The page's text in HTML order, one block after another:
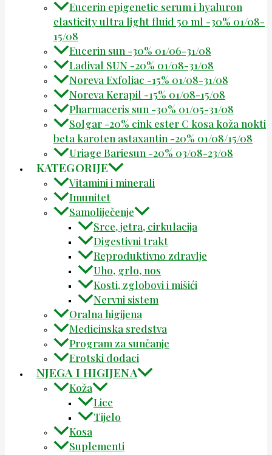
Eucerin epigenetic serum i hyaluron
elasticity ultra light fluid 50 ml -30% 01/08-
15/08
Eucerin sun -30% 01/06-31/08
Ladival SUN -20% 01/08-31/08
Noreva Exfoliac -15% 01/08-31/08
Noreva Kerapil -15% 01/08-15/08
Pharmaceris sun -30% 01/05-31/08
Solgar -20% cink ester C kosa koža nokti
beta karoten astaxantin -20% 01/08/15/08
Uriage Bariesun -20% 03/08-23/08
KATEGORIJE
Vitamini i minerali
Imunitet
Samoliječenje
Srce, jetra, cirkulacija
Digestivni trakt
Reproduktivno zdravlje
Uho, grlo, nos
Kosti, zglobovi i mišići
Nervni sistem
Oralna higijena
Medicinska sredstva
Program za sunčanje
Erotski dodaci
NJEGA I HIGIJENA
Koža
Lice
Tijelo
Kosa
Suplementi